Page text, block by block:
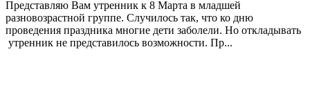
Представляю Вам утренник к 8 Марта в младшей
разновозрастной группе. Случилось так, что ко дню
проведения праздника многие дети заболели. Но откладывать
утренник не представилось возможности. Пр...